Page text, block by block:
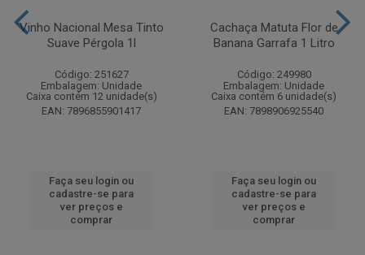
Vinho Nacional Mesa Tinto
Suave Pérgola 1l
Código: 251627
Embalagem: Unidade
Caixa contém 12 unidade(s)
EAN: 7896855901417
Faça seu login ou
cadastre-se para
ver preços e
comprar
Cachaça Matuta Flor de
Banana Garrafa 1 Litro
Código: 249980
Embalagem: Unidade
Caixa contém 6 unidade(s)
EAN: 7898906925540
Faça seu login ou
cadastre-se para
ver preços e
comprar